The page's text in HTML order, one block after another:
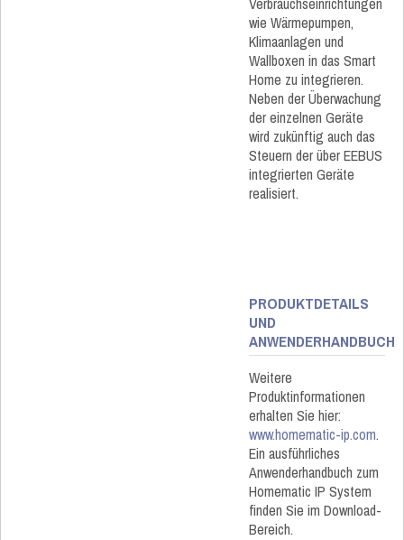
wie Wärmepumpen,
Klimaanlagen und
Wallboxen in das Smart
Home zu integrieren.
Neben der Überwachung
der einzelnen Geräte
wird zukünftig auch das
Steuern der über EEBUS
integrierten Geräte
realisiert.
PRODUKTDETAILS
UND
ANWENDERHANDBUCH
Weitere
Produktinformationen
erhalten Sie hier:
www.homematic-ip.com.
Ein ausführliches
Anwenderhandbuch zum
Homematic IP System
finden Sie im Download-
Bereich.